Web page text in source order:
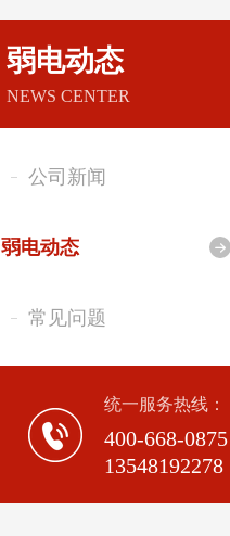
弱电动态
NEWS CENTER
公司新闻
弱电动态 
常见问题
统一服务热线：
400-668-0875
13548192278